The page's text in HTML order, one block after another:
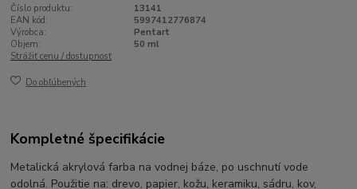
Číslo produktu:
13141
EAN kód:
5997412776874
Výrobca:
Pentart
Objem:
50 ml
Strážiť cenu / dostupnosť
Do obľúbených
Kompletné špecifikácie
Metalická akrylová farba na vodnej báze, po uschnutí vode
odolná. Použitie na: drevo, papier, kožu, keramiku, sádru, kov,